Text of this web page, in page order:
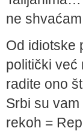
ne
Od idiotske
politički već
radite ono
Srbi su
rekoh =